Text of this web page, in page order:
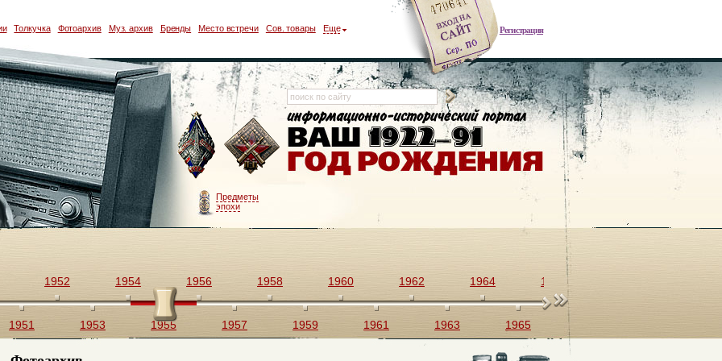
Регистрация
Толкучка Фотоархив Муз. архив Бренды Место встречи Сов. товары Еще
Предметы
эпохи
1951
1952
1953
1954
1955
1956
1957
1958
1959
1960
1961
1962
1963
1964
1965
1966